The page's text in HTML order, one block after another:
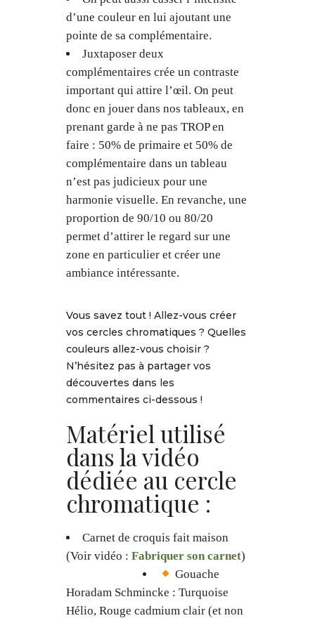
d’une couleur en lui ajoutant une
pointe de sa complémentaire.
Juxtaposer deux
complémentaires crée un contraste
important qui attire l’œil. On peut
donc en jouer dans nos tableaux, en
prenant garde à ne pas TROP en
faire : 50% de primaire et 50% de
complémentaire dans un tableau
n’est pas judicieux pour une
harmonie visuelle. En revanche, une
proportion de 90/10 ou 80/20
permet d’attirer le regard sur une
zone en particulier et créer une
ambiance intéressante.
Vous savez tout ! Allez-vous créer
vos cercles chromatiques ? Quelles
couleurs allez-vous choisir ?
N’hésitez pas à partager vos
découvertes dans les
commentaires ci-dessous !
Matériel utilisé
dans la vidéo
dédiée au cercle
chromatique :
Carnet de croquis fait maison
(Voir vidéo : Fabriquer son carnet)
Gouache
Horadam Schmincke : Turquoise
Hélio, Rouge cadmium clair (et non